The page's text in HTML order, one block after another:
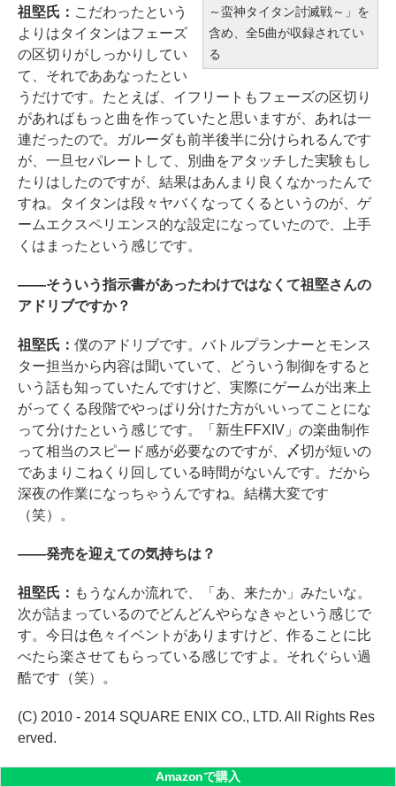
～蛮神タイタン討滅戦～」を
含め、全5曲が収録されてい
る
祖堅氏： こだわったという
よりはタイタンはフェーズ
の区切りがしっかりしてい
て、それでああなったとい
うだけです。たとえば、イフリートもフェーズの区切り
があればもっと曲を作っていたと思いますが、あれは一
連だったので。ガルーダも前半後半に分けられるんです
が、一旦セパレートして、別曲をアタッチした実験もし
たりはしたのですが、結果はあんまり良くなかったんで
すね。タイタンは段々ヤバくなってくるというのが、ゲ
ームエクスペリエンス的な設定になっていたので、上手
くはまったという感じです。
――そういう指示書があったわけではなくて祖堅さんの
アドリブですか？
祖堅氏： 僕のアドリブです。バトルプランナーとモンス
ター担当から内容は聞いていて、どういう制御をすると
いう話も知っていたんですけど、実際にゲームが出来上
がってくる段階でやっぱり分けた方がいいってことにな
って分けたという感じです。「新生FFXIV」の楽曲制作
って相当のスピード感が必要なのですが、〆切が短いの
であまりこねくり回している時間がないんです。だから
深夜の作業になっちゃうんですね。結構大変です
（笑）。
――発売を迎えての気持ちは？
祖堅氏： もうなんか流れで、「あ、来たか」みたいな。
次が詰まっているのでどんどんやらなきゃという感じで
す。今日は色々イベントがありますけど、作ることに比
べたら楽させてもらっている感じですよ。それぐらい過
酷です（笑）。
(C) 2010 - 2014 SQUARE ENIX CO., LTD. All Rights Res
erved.
Amazonで購入